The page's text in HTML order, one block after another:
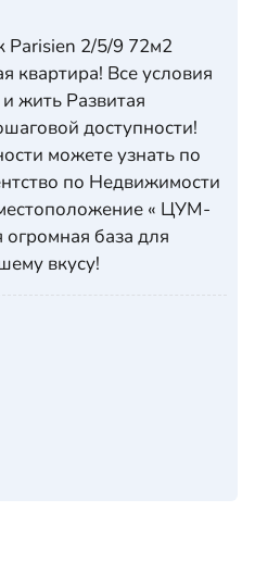
2/5/9 72м2
квартира! Все условия
жить Развитая
доступности!
можете узнать по
по Недвижимости
« ЦУМ-
база для
вкусу!